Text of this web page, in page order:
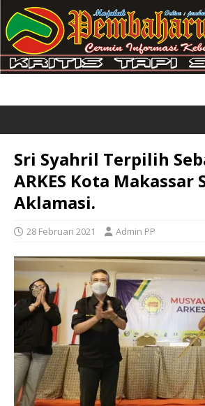
Sri Syahril Terpilih
ARKES Kota Makassar
Aklamasi.
28 Februari 2021 Admin PP